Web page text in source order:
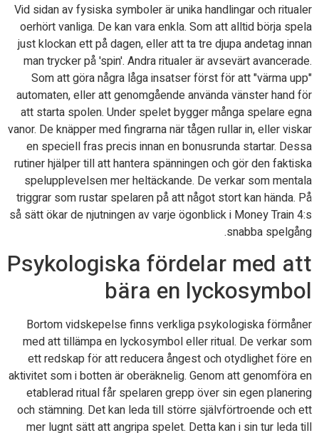
Vid sidan av fysiska symboler är unika handlingar och ritualer
oerhört vanliga. De kan vara enkla. Som att alltid börja spela
just klockan ett på dagen, eller att ta tre djupa andetag innan
man trycker på 'spin'. Andra ritualer är avsevärt avancerade.
Som att göra några låga insatser först för att "värma upp"
automaten, eller att genomgående använda vänster hand för
att starta spolen. Under spelet bygger många spelare egna
vanor. De knäpper med fingrarna när tågen rullar in, eller viskar
en speciell fras precis innan en bonusrunda startar. Dessa
rutiner hjälper till att hantera spänningen och gör den faktiska
spelupplevelsen mer heltäckande. De verkar som mentala
triggrar som rustar spelaren på att något stort kan hända. På
så sätt ökar de njutningen av varje ögonblick i Money Train 4:s
snabba spelgång.
Psykologiska fördelar med att
bära en lyckosymbol
Bortom vidskepelse finns verkliga psykologiska förmåner
med att tillämpa en lyckosymbol eller ritual. De verkar som
ett redskap för att reducera ångest och otydlighet före en
aktivitet som i botten är oberäknelig. Genom att genomföra en
etablerad ritual får spelaren grepp över sin egen planering
och stämning. Det kan leda till större självförtroende och ett
mer lugnt sätt att angripa spelet. Detta kan i sin tur leda till